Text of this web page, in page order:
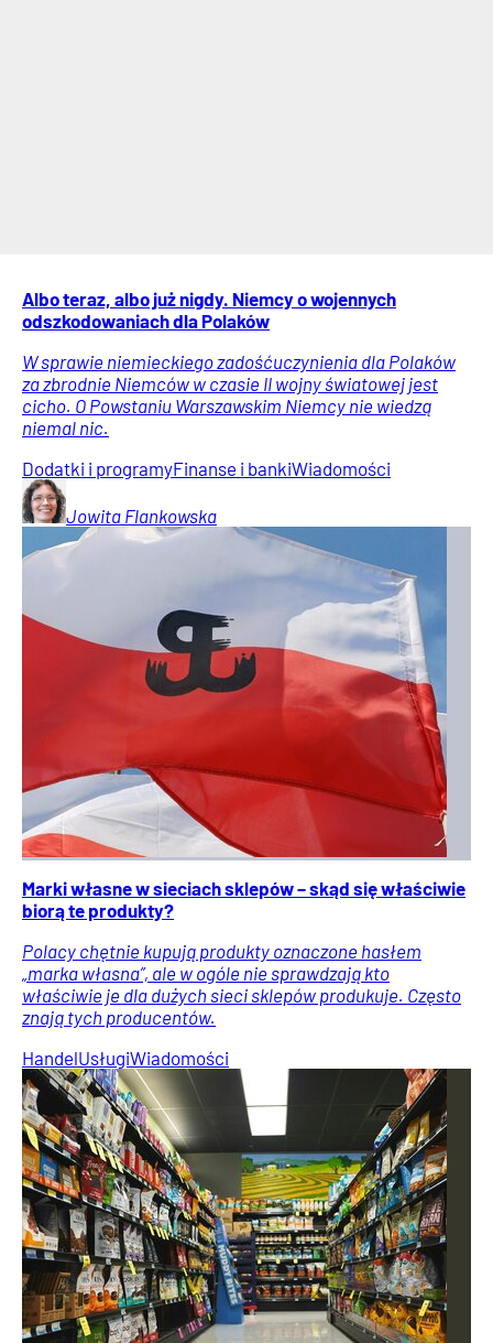
Albo teraz, albo już nigdy. Niemcy o wojennych
odszkodowaniach dla Polaków
W sprawie niemieckiego zadośćuczynienia dla Polaków
za zbrodnie Niemców w czasie II wojny światowej jest
cicho. O Powstaniu Warszawskim Niemcy nie wiedzą
niemal nic.
Dodatki i programyFinanse i bankiWiadomości
Jowita Flankowska
Marki własne w sieciach sklepów – skąd się właściwie
biorą te produkty?
Polacy chętnie kupują produkty oznaczone hasłem
„marka własna”, ale w ogóle nie sprawdzają kto
właściwie je dla dużych sieci sklepów produkuje. Często
znają tych producentów.
HandelUsługiWiadomości